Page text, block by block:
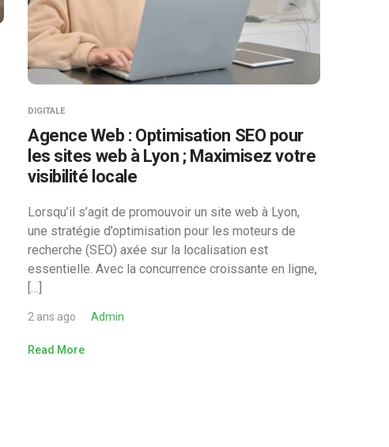
DIGITALE
Agence Web : Optimisation SEO pour
les sites web à Lyon ; Maximisez votre
visibilité locale
Lorsqu’il s’agit de promouvoir un site web à Lyon,
une stratégie d’optimisation pour les moteurs de
recherche (SEO) axée sur la localisation est
essentielle. Avec la concurrence croissante en ligne,
[…]
2 ans ago Admin
Read More